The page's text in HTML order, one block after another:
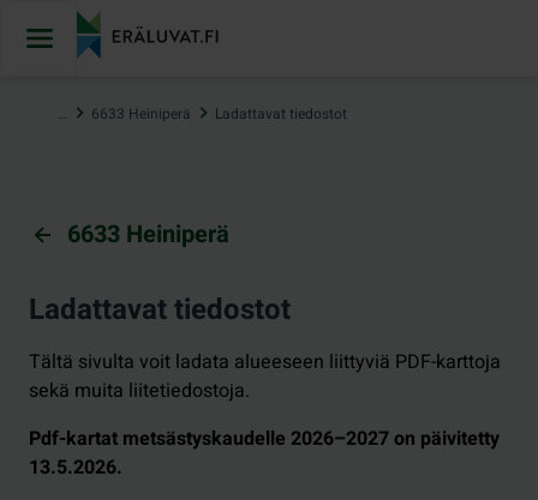
sisältöön
… 6633 Heiniperä Ladattavat tiedostot
6633 Heiniperä
Ladattavat tiedostot
Tältä sivulta voit ladata alueeseen liittyviä PDF-karttoja
sekä muita liitetiedostoja.
Pdf-kartat metsästyskaudelle 2026–2027 on päivitetty
13.5.2026.